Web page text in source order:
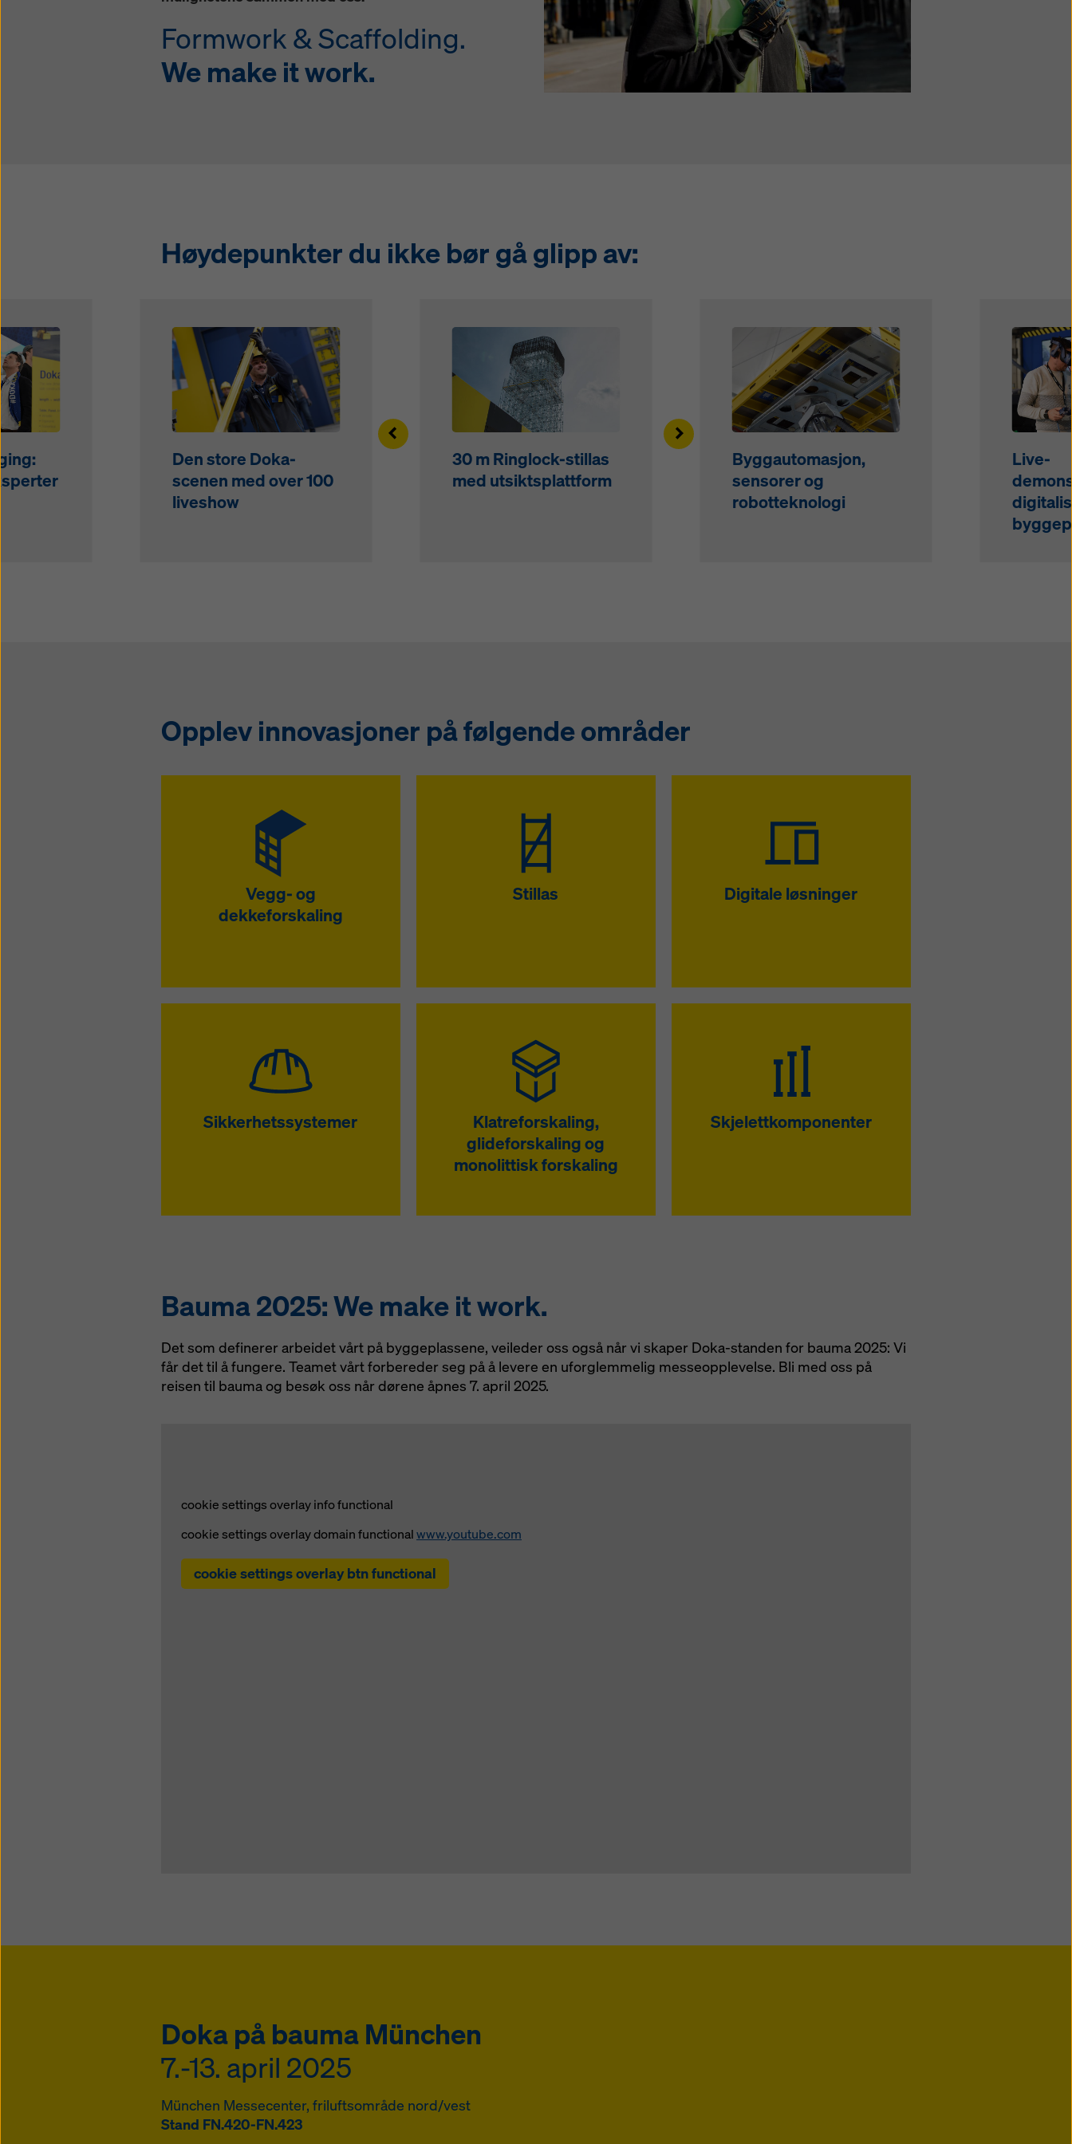
Formwork & Scaffolding.
We make it work.
Høydepunkter du ikke bør gå glipp av:
30 m Ringlock-stillas
med utsiktsplattform
Byggautomasjon,
sensorer og
robotteknologi
Open
Live-
Open
Den store Doka-
scenen med over 100
liveshow
Left Right
Opplev innovasjoner på følgende områder
Vegg- og
dekkeforskaling
Stillas Digitale løsninger
Sikkerhetssystemer
Klatreforskaling,
glideforskaling og
monolittisk forskaling
Skjelettkomponenter
Bauma 2025: We make it work.
Det som definerer arbeidet vårt på byggeplassene, veileder oss også når vi skaper Doka-standen for bauma 2025: Vi
får det til å fungere. Teamet vårt forbereder seg på å levere en uforglemmelig messeopplevelse. Bli med oss på
reisen til bauma og besøk oss når dørene åpnes 7. april 2025.
cookie settings overlay info functional
cookie settings overlay domain functionalwww.youtube.com
cookie settings overlay btn functional
Doka på bauma München
7.-13. april 2025
München Messecenter, friluftsområde nord/vest
Stand FN.420-FN.423
informasjonskapsler (avanserte innstillinger for informasjonskapsler).